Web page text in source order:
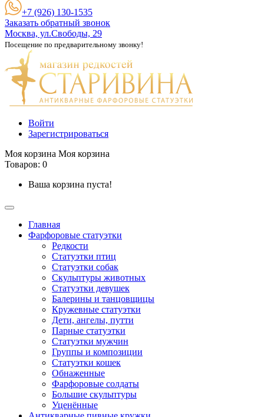
+7 (926) 130-1535
Заказать обратный звонок
Москва, ул.Свободы, 29
Посещение по предварительному звонку!
Войти
Зарегистрироваться
Моя корзина Моя корзина
Товаров: 0
Ваша корзина пуста!
Главная
Фарфоровые статуэтки
Редкости
Cтатуэтки птиц
Cтатуэтки собак
Скульптуры животных
Статуэтки девушек
Балерины и танцовщицы
Кружевные статуэтки
Дети, ангелы, путти
Парные статуэтки
Статуэтки мужчин
Группы и композиции
Статуэтки кошек
Обнаженные
Фарфоровые солдаты
Большие скульптуры
Уценённые